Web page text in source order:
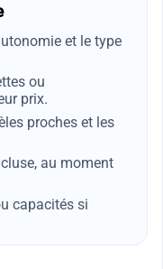
et le type
ou
prix.
proches et les
au moment
capacités si